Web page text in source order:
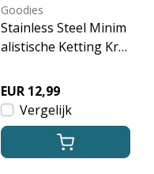
Goodies
Stainless Steel Minim
alistische Ketting Kra
urig
EUR 12,99
Vergelijk